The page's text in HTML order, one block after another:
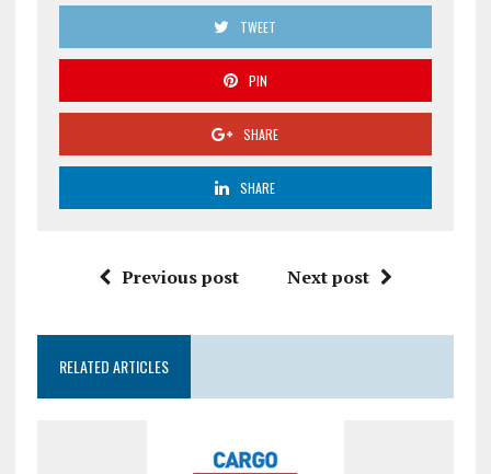
TWEET
PIN
SHARE
SHARE
Previous post Next post
RELATED ARTICLES